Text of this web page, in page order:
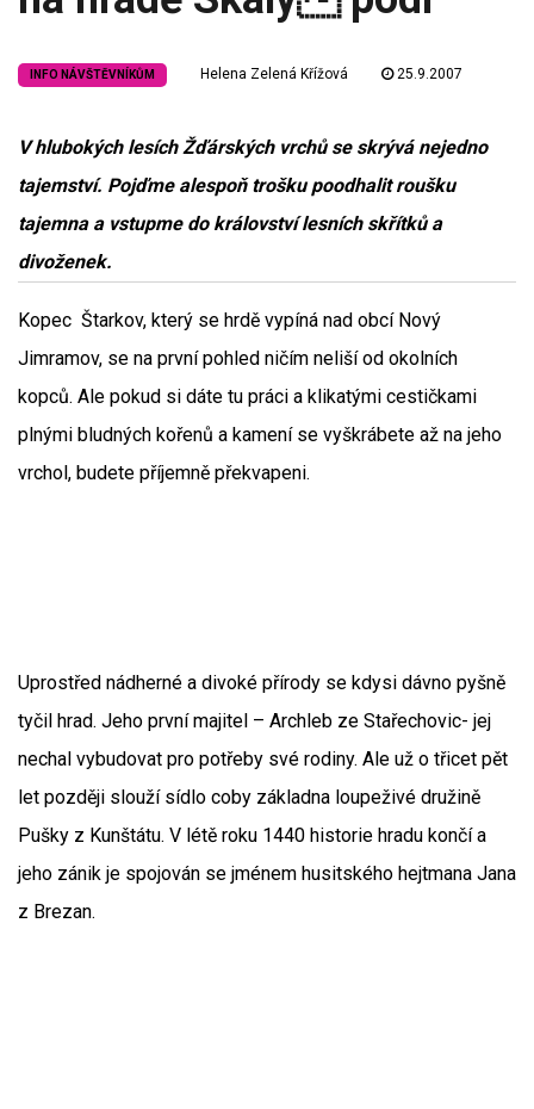
INFO NÁVŠTĚVNÍKŮM Helena Zelená Křížová 25.9.2007
V hlubokých lesích Žďárských vrchů se skrývá nejedno
tajemství. Pojďme alespoň trošku poodhalit roušku
tajemna a vstupme do království lesních skřítků a
divoženek.
Kopec Štarkov, který se hrdě vypíná nad obcí Nový
Jimramov, se na první pohled ničím neliší od okolních
kopců. Ale pokud si dáte tu práci a klikatými cestičkami
plnými bludných kořenů a kamení se vyškrábete až na jeho
vrchol, budete příjemně překvapeni.
Uprostřed nádherné a divoké přírody se kdysi dávno pyšně
tyčil hrad. Jeho první majitel – Archleb ze Stařechovic- jej
nechal vybudovat pro potřeby své rodiny. Ale už o třicet pět
let později slouží sídlo coby základna loupeživé družině
Pušky z Kunštátu. V létě roku 1440 historie hradu končí a
jeho zánik je spojován se jménem husitského hejtmana Jana
z Brezan.